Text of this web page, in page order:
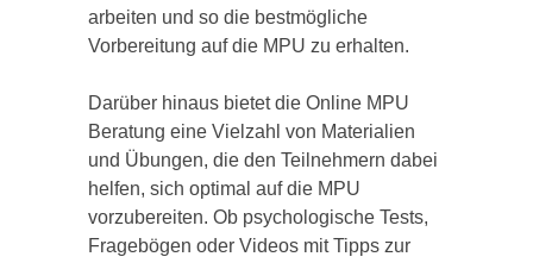
arbeiten und so die bestmögliche
Vorbereitung auf die MPU zu erhalten.
Darüber hinaus bietet die Online MPU
Beratung eine Vielzahl von Materialien
und Übungen, die den Teilnehmern dabei
helfen, sich optimal auf die MPU
vorzubereiten. Ob psychologische Tests,
Fragebögen oder Videos mit Tipps zur